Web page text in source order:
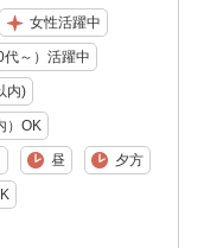
女性活躍中
代～）活躍中
内)
）OK
昼 夕方